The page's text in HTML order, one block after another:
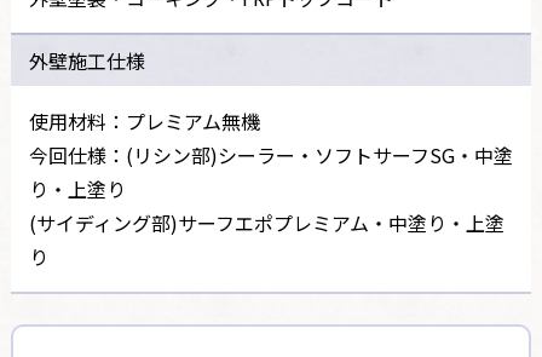
外壁施工仕様
使用材料：プレミアム無機
今回仕様：(リシン部)シーラー・ソフトサーフSG・中塗
り・上塗り
(サイディング部)サーフエポプレミアム・中塗り・上塗
り